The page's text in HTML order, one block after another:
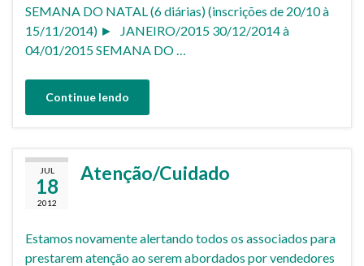
SEMANA DO NATAL (6 diárias) (inscrições de 20/10 à
15/11/2014) ► JANEIRO/2015 30/12/2014 à
04/01/2015 SEMANA DO …
Continue lendo
JUL
18
2012
Atenção/Cuidado
Estamos novamente alertando todos os associados para
prestarem atenção ao serem abordados por vendedores